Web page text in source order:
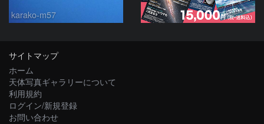
karako-m57
サイトマップ
ホーム
天体写真ギャラリーについて
利用規約
ログイン/新規登録
お問い合わせ